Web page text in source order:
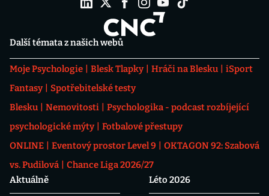
Další témata z našich webů
Moje Psychologie Blesk Tlapky Hráči na Blesku
iSport
Fantasy
Spotřebitelské testy
Blesku
Nemovitosti
Psychologika - podcast rozbíjející
psychologické mýty
Fotbalové přestupy
ONLINE
Eventový prostor Level 9
OKTAGON 92: Szabová
vs. Pudilová
Chance Liga 2026/27
Aktuálně
Léto 2026